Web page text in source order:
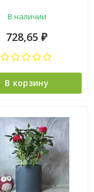
*1/3
В наличии
728,65 ₽
В корзину